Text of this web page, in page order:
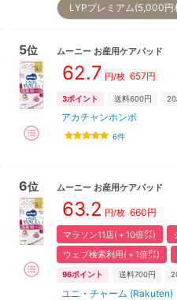
LYPプレミアム(5,000
5位 ムーニー お産用ケアパッド
62.7 円/枚 657円
3ポイント 送料600円
アカチャンホンポ
6件
6位 ムーニー お産用ケアパッド
63.2 円/枚 660円
マラソン11店(＋10倍㌽)
ウェブ検索利用(＋1倍㌽)
96ポイント 送料700円
ユニ・チャーム (Rakuten)